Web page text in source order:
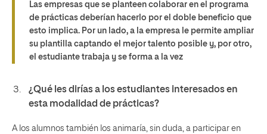
Las empresas que se planteen colaborar en el programa
de prácticas deberían hacerlo por el doble beneficio que
esto implica. Por un lado, a la empresa le permite ampliar
su plantilla captando el mejor talento posible y, por otro,
el estudiante trabaja y se forma a la vez
¿Qué les dirías a los estudiantes interesados en
esta modalidad de prácticas?
A los alumnos también los animaría, sin duda, a participar en